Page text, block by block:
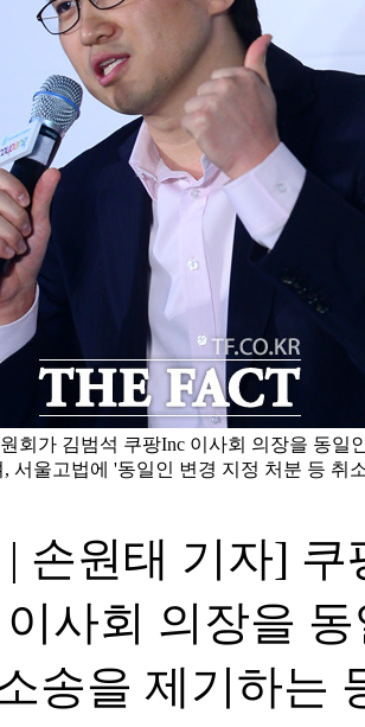
회가 김범석 쿠팡Inc 이사회 의장을 동일
서울고법에 '동일인 변경 지정 처분 등 취
손원태 기자]
사회 의장을
송을 제기하는